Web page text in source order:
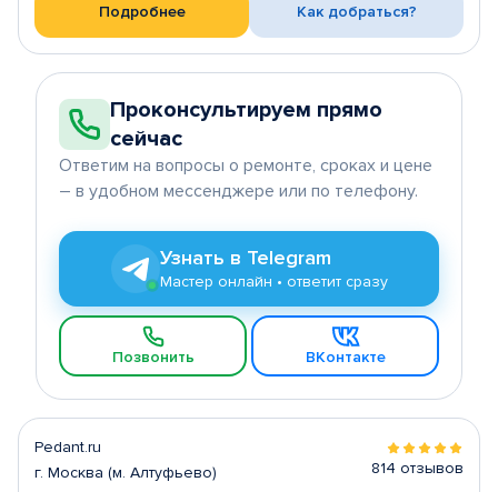
Подробнее Как добраться?
Проконсультируем прямо
сейчас
Ответим на вопросы о ремонте, сроках и цене
– в удобном мессенджере или по телефону.
Узнать в Telegram
Мастер онлайн • ответит сразу
Позвонить ВКонтакте
Pedant.ru
г. Москва (м. Алтуфьево)
814 отзывов